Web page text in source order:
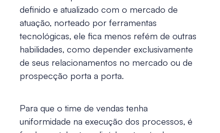
definido e atualizado com o mercado de
atuação, norteado por ferramentas
tecnológicas, ele fica menos refém de outras
habilidades, como depender exclusivamente
de seus relacionamentos no mercado ou de
prospecção porta a porta.
Para que o time de vendas tenha
uniformidade na execução dos processos, é